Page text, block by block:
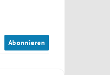
Abonnieren